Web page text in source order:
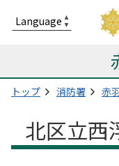
トップ 消防署 赤
北区立西